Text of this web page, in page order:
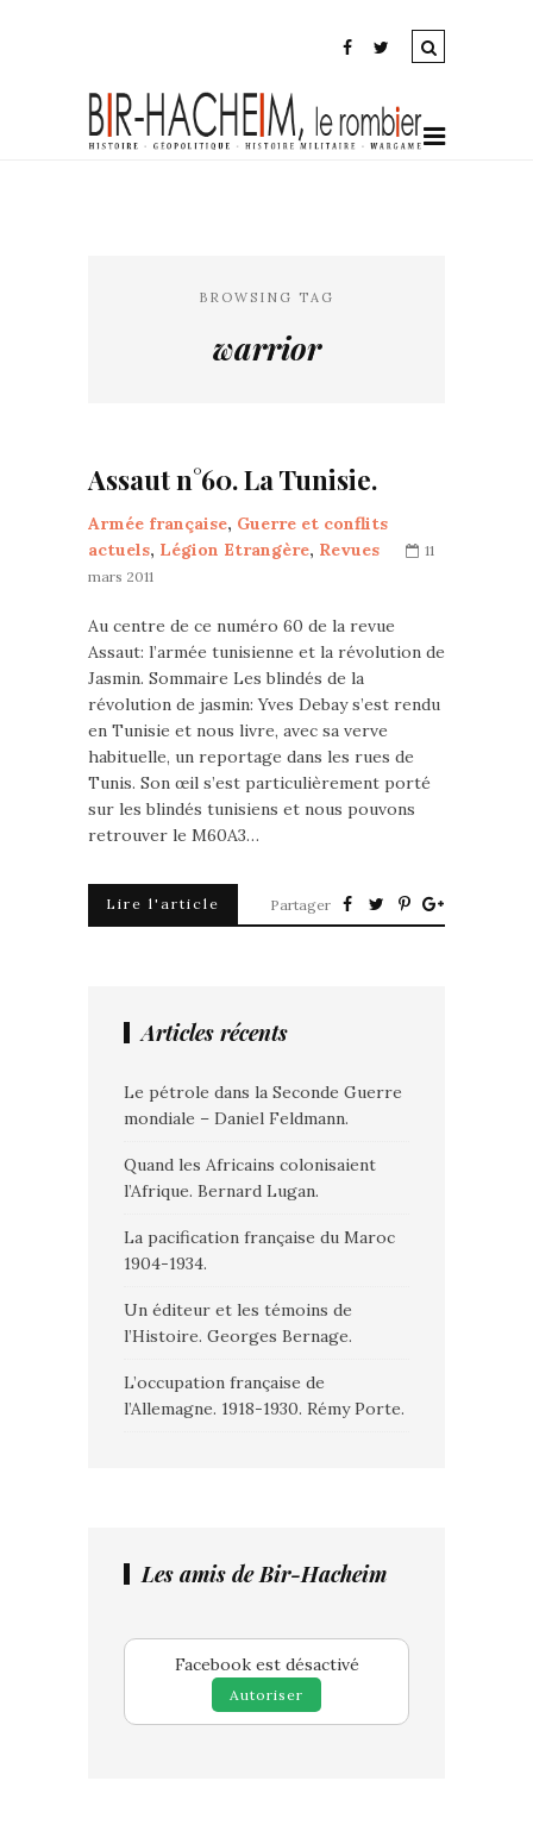
BROWSING TAG
warrior
Assaut n°60. La Tunisie.
Armée française, Guerre et conflits
actuels, Légion Etrangère, Revues
11
mars 2011
Au centre de ce numéro 60 de la revue
Assaut: l’armée tunisienne et la révolution de
Jasmin. Sommaire Les blindés de la
révolution de jasmin: Yves Debay s’est rendu
en Tunisie et nous livre, avec sa verve
habituelle, un reportage dans les rues de
Tunis. Son œil s’est particulièrement porté
sur les blindés tunisiens et nous pouvons
retrouver le M60A3…
Lire l'article Partager
Articles récents
Le pétrole dans la Seconde Guerre
mondiale – Daniel Feldmann.
Quand les Africains colonisaient
l’Afrique. Bernard Lugan.
La pacification française du Maroc
1904-1934.
Un éditeur et les témoins de
l’Histoire. Georges Bernage.
L’occupation française de
l’Allemagne. 1918-1930. Rémy Porte.
Les amis de Bir-Hacheim
Facebook est désactivé
Autoriser